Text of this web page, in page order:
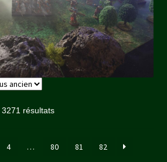
résultatsTrié
récent
4 … 80 81 82